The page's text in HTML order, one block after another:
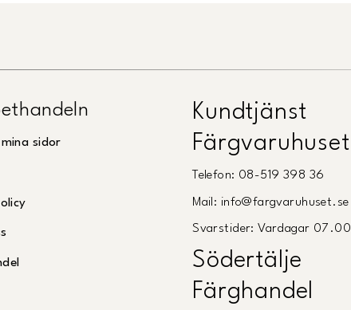
sidor
Kundtjänst
Telefon: 08-519 398 36
Mail: info@fargvaruhuset.se
Svarstider: Vardagar
Södertälje
Färghandel